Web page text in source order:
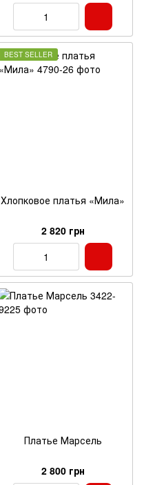
BEST SELLER
Хлопковое платья «Мила»
2 820 грн
Платье Марсель
2 800 грн